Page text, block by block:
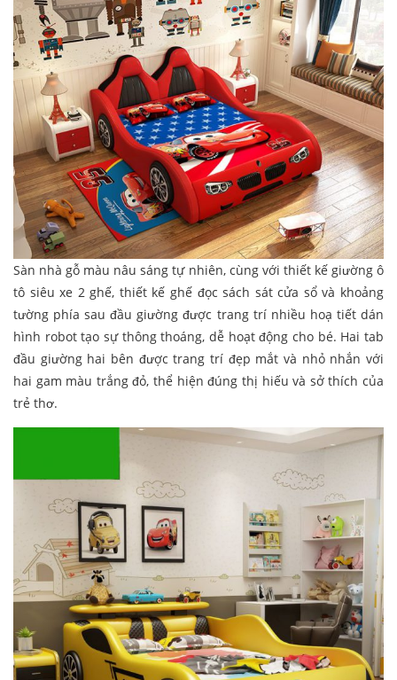
Sàn nhà gỗ màu nâu sáng tự nhiên, cùng với thiết kế giường ô
tô siêu xe 2 ghế, thiết kế ghế đọc sách sát cửa sổ và khoảng
tường phía sau đầu giường được trang trí nhiều hoạ tiết dán
hình robot tạo sự thông thoáng, dễ hoạt động cho bé. Hai tab
đầu giường hai bên được trang trí đẹp mắt và nhỏ nhắn với
hai gam màu trắng đỏ, thể hiện đúng thị hiếu và sở thích của
trẻ thơ.